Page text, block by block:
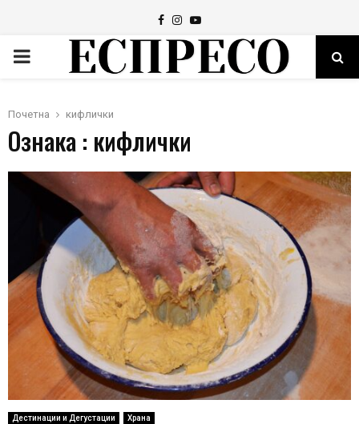
Facebook
Instagram
Youtube
PRIMARY
Почетна кифлички
Ознака : кифлички
Дестинации и Дегустации Храна